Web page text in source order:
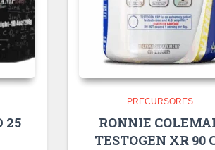
25
PRECURSORES
RONNIE
TESTOGEN XR 90